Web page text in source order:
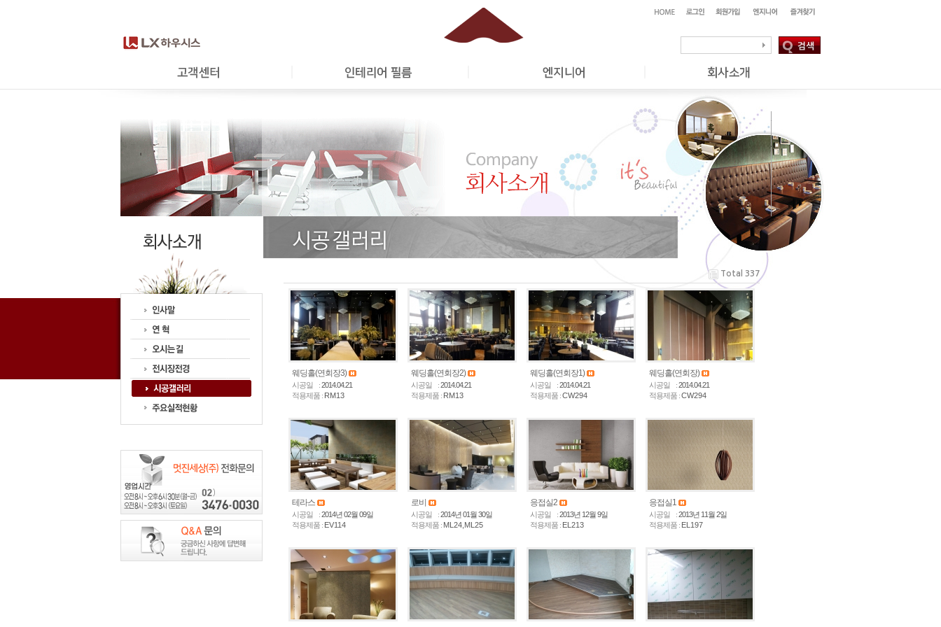
Total 337
웨딩홀(연회장3)
시공일 :2014.04.21
적용제품 : RM13
웨딩홀(연회장2)
시공일 :2014.04.21
적용제품 : RM13
웨딩홀(연회장1)
시공일 :2014.04.21
적용제품 :CW294
웨딩홀(연회장)
시공일 :2014.04.21
적용제품 :CW294
테라스
시공일 :2014년 02월 09일
적용제품 : EV114
로비
시공일 :2014년 01월 30일
적용제품 : ML24,ML25
응접실2
시공일 :2013년 12월 9일
적용제품 : EL213
응접실1
시공일 :2013년 11월 2일
적용제품 : EL197